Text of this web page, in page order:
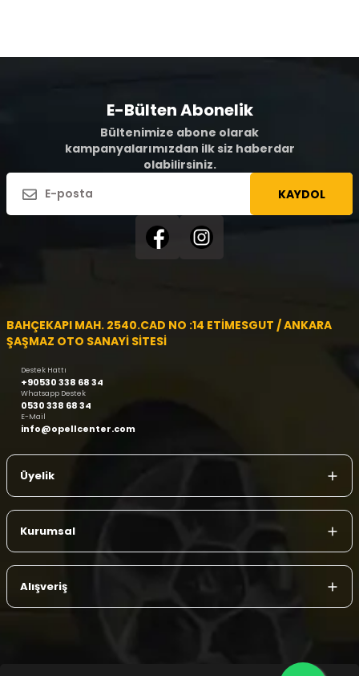
E-Bülten Abonelik
Bültenimize abone olarak
kampanyalarımızdan ilk siz haberdar
olabilirsiniz.
KAYDOL
BAHÇEKAPI MAH. 2540.CAD NO :14 ETİMESGUT / ANKARA
ŞAŞMAZ OTO SANAYİ SİTESİ
Destek Hattı
+90530 338 68 34
Whatsapp Destek
0530 338 68 34
E-Mail
info@opellcenter.com
Üyelik
Kurumsal
Alışveriş